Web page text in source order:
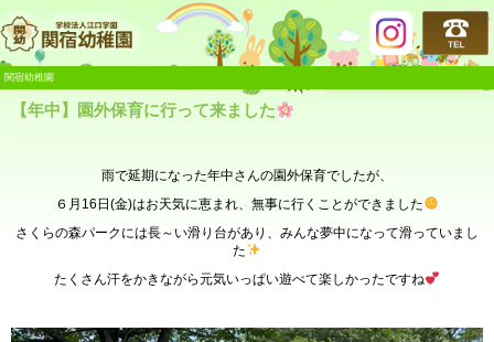
関宿幼稚園
関宿幼稚園
【年中】園外保育に行って来ました
雨で延期になった年中さんの園外保育でしたが、
６月16日(金)はお天気に恵まれ、無事に行くことができました
さくらの森パークには長～い滑り台があり、みんな夢中になって滑っていまし
た
たくさん汗をかきながら元気いっぱい遊べて楽しかったですね